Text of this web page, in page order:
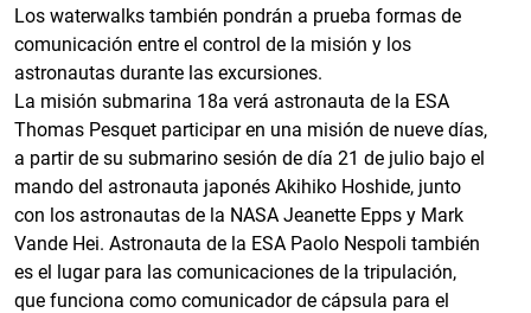
Los waterwalks también pondrán a prueba formas de
comunicación entre el control de la misión y los
astronautas durante las excursiones.
La misión submarina 18a verá astronauta de la ESA
Thomas Pesquet participar en una misión de nueve días,
a partir de su submarino sesión de día 21 de julio bajo el
mando del astronauta japonés Akihiko Hoshide, junto
con los astronautas de la NASA Jeanette Epps y Mark
Vande Hei. Astronauta de la ESA Paolo Nespoli también
es el lugar para las comunicaciones de la tripulación,
que funciona como comunicador de cápsula para el